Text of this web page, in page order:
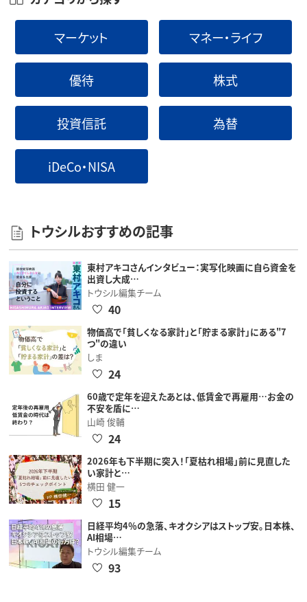
マーケット マネー・ライフ
優待 株式
投資信託 為替
iDeCo・NISA
トウシルおすすめの記事
東村アキコさんインタビュー：実写化映画に自ら資金を
出資し大成…
トウシル編集チーム
40
物価高で「貧しくなる家計」と「貯まる家計」にある"7
つ"の違い
しま
24
60歳で定年を迎えたあとは、低賃金で再雇用…お金の
不安を盾に…
山崎 俊輔
24
2026年も下半期に突入！「夏枯れ相場」前に見直した
い家計と…
横田 健一
15
日経平均4％の急落、キオクシアはストップ安。日本株、
AI相場…
トウシル編集チーム
93